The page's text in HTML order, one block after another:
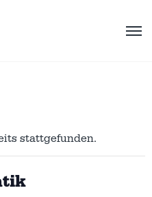
stattgefunden.